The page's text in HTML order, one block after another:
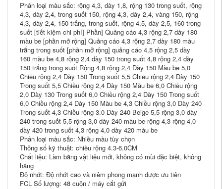
Phân loại màu sắc: rộng 4,3, dày 1,8, rộng 130 trong suốt, rộng
4,3, dày 2,4, trong suốt 150, rộng 4,3, dày 2,4, vàng 150, rộng
4,3, dày 2,4, 150 trắng, trong suốt, rộng 4,5, dày 2,5, 160 trong
suốt [tiết kiệm chi phí] Phần] Quảng cáo 4,3 rộng 2,7 dày 180
màu be [phần mở rộng] Quảng cáo 4,3 rộng 2,7 dày 180 màu
trắng trong suốt [phần mở rộng] quảng cáo 4,5 rộng 2,5 dày
160 màu be 4,8 rộng 2,4 dày 150 trong suốt 4,8 rộng 2,4 dày
150 trắng trong suốt Rộng 4,8 rộng 2,4 Dày 150 Màu be 5,0
Chiều rộng 2,4 Dày 150 Trong suốt 5,5 Chiều rộng 2,4 Dày 150
Trong suốt 5,5 Chiều rộng 2,4 Dày 150 Màu be 6,0 Chiều rộng
2,0 Dày 130 Trong suốt 6,0 Chiều rộng 2,4 Dày 150 Trong suốt
6,0 Chiều rộng 2,4 Dày 150 Màu be 4,3 Chiều rộng 3,0 Dày 240
Trong suốt 4,3 Chiều rộng 3.0 Dày 240 Beige 5,5 rộng 3,0 dày
240 trong suốt 5,5 rộng 3,0 dày 240 màu be rộng 4,3 rộng 4,0
dày 420 trong suốt 4,3 rộng 4,0 dày 420 màu be
Phân loại màu sắc: Nhiều màu tùy chọn
Thông số kỹ thuật: chiều rộng 4.3-6.0CM
Chất liệu: Làm bằng vật liệu mới, không có mùi đặc biệt, không
hăng
Độ nhớt: Độ nhớt cao và niêm phong mạnh được ưu tiên
FCL Số lượng: 48 cuộn / máy cắt gửi